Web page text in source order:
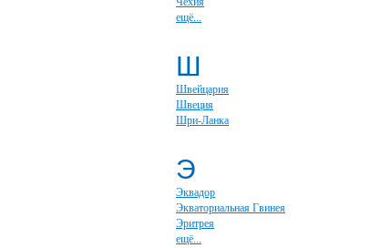
ещё...
Ш
Швейцария
Швеция
Шри-Ланка
Э
Эквадор
Экваториальная Гвинея
Эритрея
ещё...